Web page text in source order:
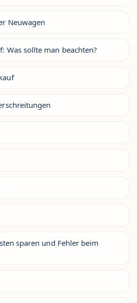
Neuwagen
Was sollte man beachten?
sparen und Fehler beim